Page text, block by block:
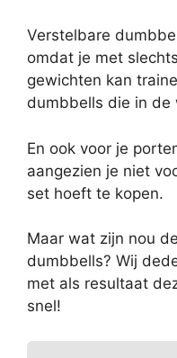
Verstelbare
omdat je met
gewichten kan
dumbbells die in de
En ook voor je
aangezien je niet
set hoeft te kopen.
Maar wat zijn nou
dumbbells? Wij
met als resultaat
snel!